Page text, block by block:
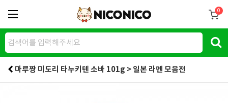
0
마루짱 미도리 타누키텐 소바 101g > 일본 라멘 모음전